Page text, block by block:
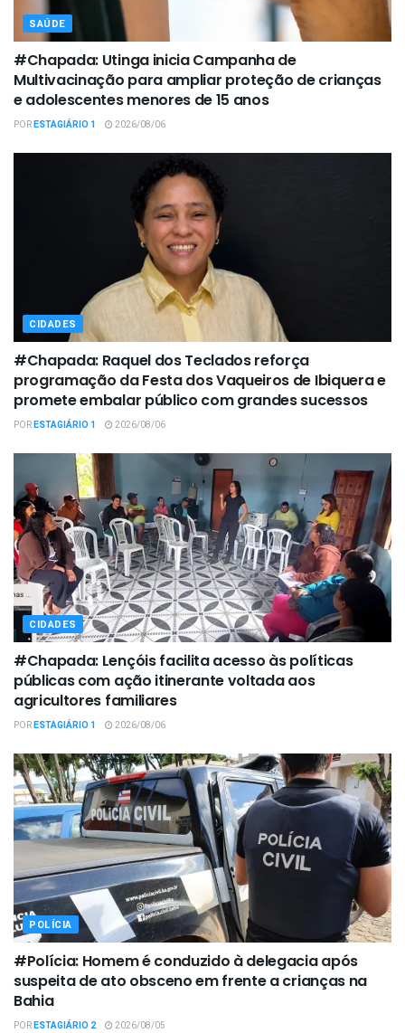
SAÚDE
#Chapada: Utinga inicia Campanha de
Multivacinação para ampliar proteção de crianças
e adolescentes menores de 15 anos
PORESTAGIÁRIO 1 2026/08/06
CIDADES
#Chapada: Raquel dos Teclados reforça
programação da Festa dos Vaqueiros de Ibiquera e
promete embalar público com grandes sucessos
PORESTAGIÁRIO 1 2026/08/06
CIDADES
#Chapada: Lençóis facilita acesso às políticas
públicas com ação itinerante voltada aos
agricultores familiares
PORESTAGIÁRIO 1 2026/08/06
POLÍCIA
#Polícia: Homem é conduzido à delegacia após
suspeita de ato obsceno em frente a crianças na
Bahia
PORESTAGIÁRIO 2 2026/08/05